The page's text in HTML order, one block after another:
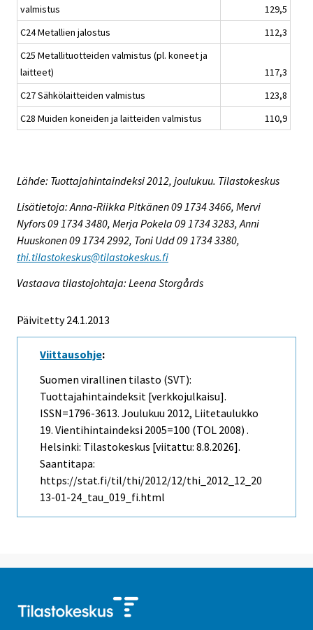
valmistus
129,5
C24 Metallien jalostus
112,3
C25 Metallituotteiden valmistus (pl. koneet ja
laitteet)
117,3
C27 Sähkölaitteiden valmistus
123,8
C28 Muiden koneiden ja laitteiden valmistus
110,9
Lähde: Tuottajahintaindeksi 2012, joulukuu. Tilastokeskus
Lisätietoja: Anna-Riikka Pitkänen 09 1734 3466, Mervi
Nyfors 09 1734 3480, Merja Pokela 09 1734 3283, Anni
Huuskonen 09 1734 2992, Toni Udd 09 1734 3380,
thi.tilastokeskus@tilastokeskus.fi
Vastaava tilastojohtaja: Leena Storgårds
Päivitetty 24.1.2013
Viittausohje:
Suomen virallinen tilasto (SVT):
Tuottajahintaindeksit [verkkojulkaisu].
ISSN=1796-3613. Joulukuu 2012, Liitetaulukko
19. Vientihintaindeksi 2005=100 (TOL 2008) .
Helsinki: Tilastokeskus [viitattu: 8.8.2026].
Saantitapa:
https://stat.fi/til/thi/2012/12/thi_2012_12_20
13-01-24_tau_019_fi.html